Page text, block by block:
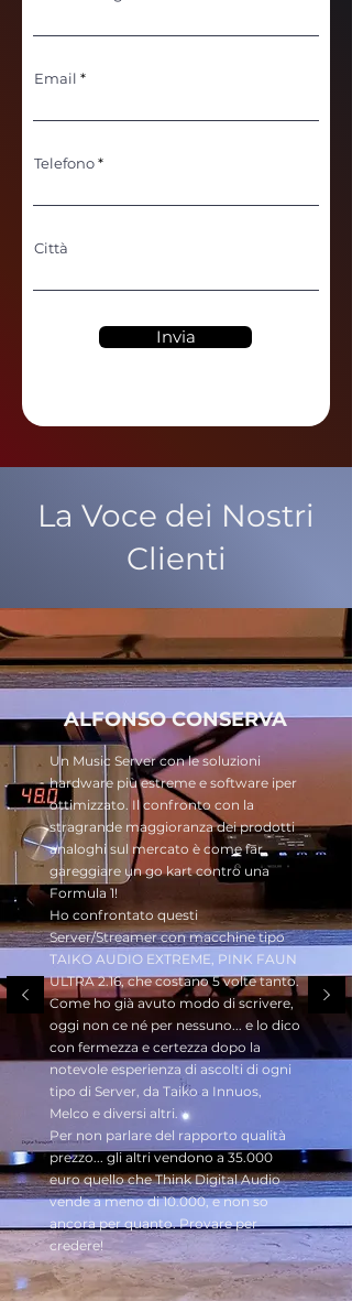
Email
Telefono
Città
Invia
La Voce dei Nostri
Clienti
ALFONSO CONSERVA
Un Music Server con le soluzioni
hardware più estreme e software iper
ottimizzato. Il confronto con la
stragrande maggioranza dei prodotti
analoghi sul mercato è come far
gareggiare un go kart contro una
Formula 1!
Ho confrontato questi
Server/Streamer con macchine tipo
TAIKO AUDIO EXTREME, PINK FAUN
ULTRA 2.16, che costano 5 volte tanto.
Come ho già avuto modo di scrivere,
oggi non ce né per nessuno... e lo dico
con fermezza e certezza dopo la
notevole esperienza di ascolti di ogni
tipo di Server, da Taiko a Innuos,
Melco e diversi altri.
Per non parlare del rapporto qualità
prezzo... gli altri vendono a 35.000
euro quello che Think Digital Audio
vende a meno di 10.000, e non so
ancora per quanto. Provare per
credere!